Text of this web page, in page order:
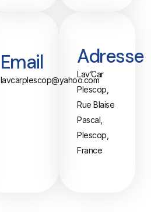
Email
lavcarplescop@yahoo.com
Adresse
Lav’Car
Plescop,
Rue Blaise
Pascal,
Plescop,
France